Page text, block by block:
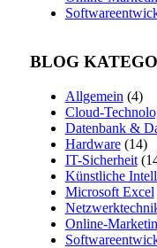
BLOG
Allgemein (4)
Cloud-
Datenbank &
Hardware(14)
IT-Sicherheit
Künstliche
Microsoft Excel
Online-